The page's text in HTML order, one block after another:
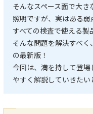
そんなスペース面で大
照明ですが、実はある弱
すべての検査で使える製
そんな問題を解決すべ
の最新版！
今回は、満を持して登
やすく解説していきたい